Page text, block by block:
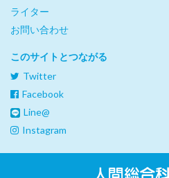
ライター
お問い合わせ
このサイトとつながる
Twitter
Facebook
Line@
Instagram